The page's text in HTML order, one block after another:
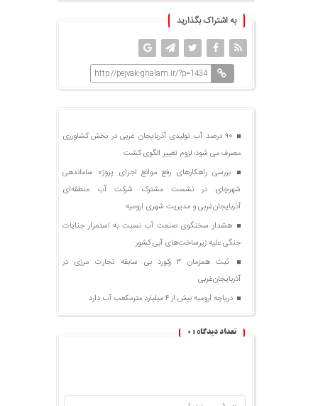
به اشتراک بگذارید
http://pejvak-ghalam.ir/?p=1434
۹۰ درصد آب تولیدی آذربایجان غربی در بخش کشاورزی
مصرف می شود؛ لزوم تغییر الگوی کشت
بررسی راهکارهای رفع موانع اجرای پروژه ساماندهی
شهرچای در نشست مشترک شرکت آب منطقه‌ای
آذربایجان‌غربی و مدیریت شهری ارومیه
هشدار سخنگوی صنعت آب نسبت به استمرار جنایات
جنگی علیه زیرساخت‌های آبی کشور
ثبت همزمان ۳ رکورد بی سابقه تجارت مرزی در
آذربایجان‌غربی
دریاچه ارومیه بیش از ۴ میلیارد مترمکعب آب دارد
تعداد دیدگاه : ۰